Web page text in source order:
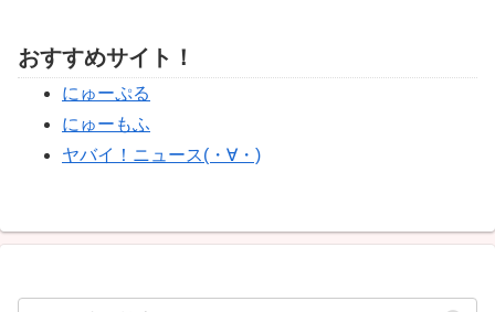
おすすめサイト！
にゅーぷる
にゅーもふ
ヤバイ！ニュース(・∀・)